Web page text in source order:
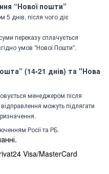
“Нової пошти”
5 днів, після чого діє
переказу сплачується
умов "Нової Пошти".
(14-21 днів) та "Нова
менеджером після
можуть підлягати
Росії та РБ.
Visa/MasterCard